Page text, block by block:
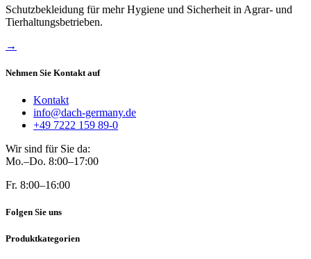
Schutzbekleidung für mehr Hygiene und Sicherheit in Agrar- und
Tierhaltungsbetrieben.
→
Nehmen Sie Kontakt auf
Kontakt
info@dach-germany.de
+49 7222 159 89-0
Wir sind für Sie da:
Mo.–Do. 8:00–17:00
Fr. 8:00–16:00
Folgen Sie uns
Produktkategorien